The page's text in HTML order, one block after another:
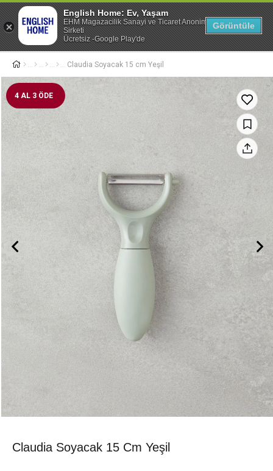
World’e Özel Peşin Fiyatına6 Taksit
Claudia Soyacak 15 cm Yeşil
4 AL 3 ÖDE
Claudia Soyacak 15 Cm Yeşil
English Home: Ev, Yaşam
EHM Magazacilik Sanayi ve Ticaret Anonim
Sirketi
Ücretsiz -Google Play'de
Görüntüle